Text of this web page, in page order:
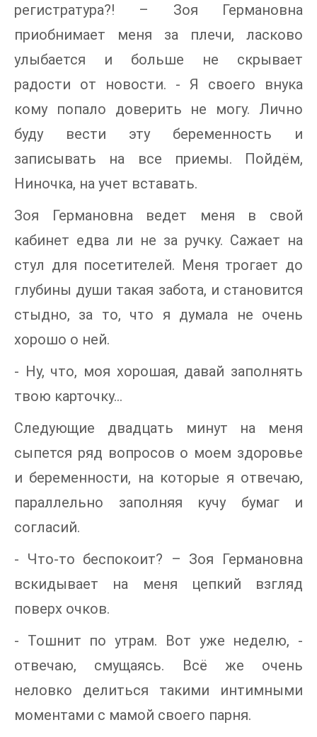
регистратура?! – Зоя Германовна
приобнимает меня за плечи, ласково
улыбается и больше не скрывает
радости от новости. - Я своего внука
кому попало доверить не могу. Лично
буду вести эту беременность и
записывать на все приемы. Пойдём,
Ниночка, на учет вставать.
Зоя Германовна ведет меня в свой
кабинет едва ли не за ручку. Сажает на
стул для посетителей. Меня трогает до
глубины души такая забота, и становится
стыдно, за то, что я думала не очень
хорошо о ней.
- Ну, что, моя хорошая, давай заполнять
твою карточку…
Следующие двадцать минут на меня
сыпется ряд вопросов о моем здоровье
и беременности, на которые я отвечаю,
параллельно заполняя кучу бумаг и
согласий.
- Что-то беспокоит? – Зоя Германовна
вскидывает на меня цепкий взгляд
поверх очков.
- Тошнит по утрам. Вот уже неделю, -
отвечаю, смущаясь. Всё же очень
неловко делиться такими интимными
моментами с мамой своего парня.